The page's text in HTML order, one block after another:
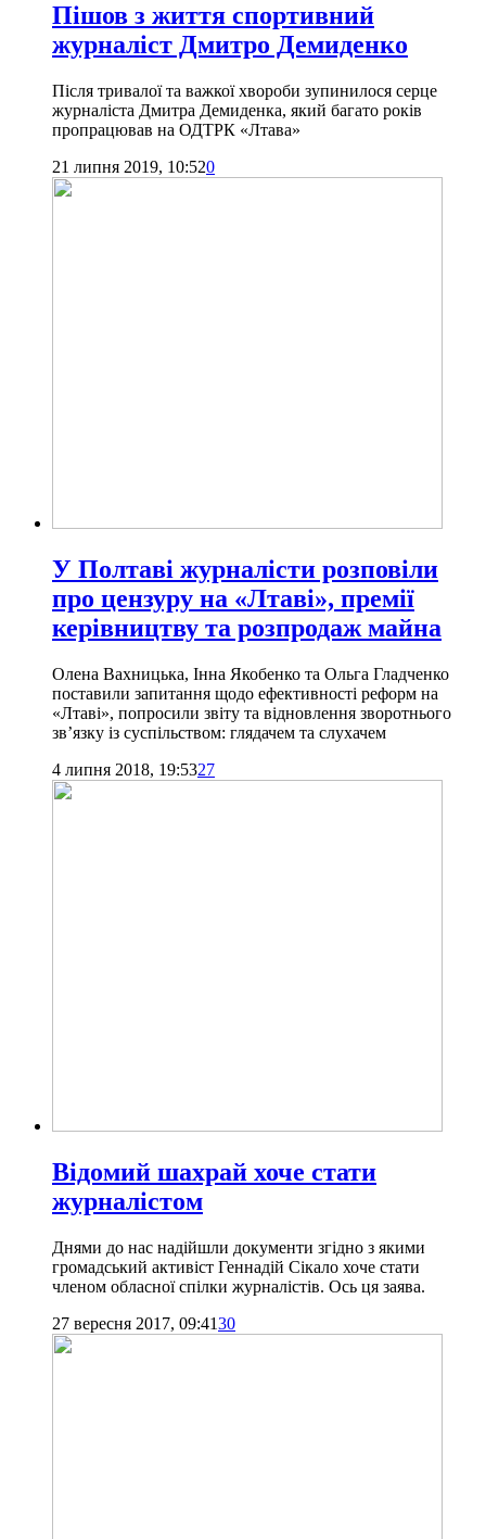
Пішов з життя спортивний
журналіст Дмитро Демиденко
Після тривалої та важкої хвороби зупинилося серце
журналіста Дмитра Демиденка, який багато років
пропрацював на ОДТРК «Лтава»
21 липня 2019, 10:520
У Полтаві журналісти розповіли
про цензуру на «Лтаві», премії
керівництву та розпродаж майна
Олена Вахницька, Інна Якобенко та Ольга Гладченко
поставили запитання щодо ефективності реформ на
«Лтаві», попросили звіту та відновлення зворотнього
зв’язку із суспільством: глядачем та слухачем
4 липня 2018, 19:5327
Відомий шахрай хоче стати
журналістом
Днями до нас надійшли документи згідно з якими
громадський активіст Геннадій Сікало хоче стати
членом обласної спілки журналістів. Ось ця заява.
27 вересня 2017, 09:4130